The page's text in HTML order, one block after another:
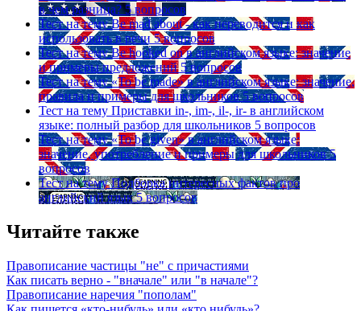
в чем разница? 5 вопросов
Тест на тему Be mad about - как переводится и как
использовать в речи 5 вопросов
Тест на тему Be hooked on в английском языке: значение
и примеры предложений 5 вопросов
Тест на тему «To be made» в английском языке: значение,
правила и примеры для школьников 5 вопросов
Тест на тему Приставки in-, im-, il-, ir- в английском
языке: полный разбор для школьников 5 вопросов
Тест на тему «To be given» в английском языке:
значение, употребление и примеры для школьников 5
вопросов
Тест на тему Подборка интересных фактов про
английский язык 5 вопросов
Читайте также
Правописание частицы "не" с причастиями
Как писать верно - "вначале" или "в начале"?
Правописание наречия "пополам"